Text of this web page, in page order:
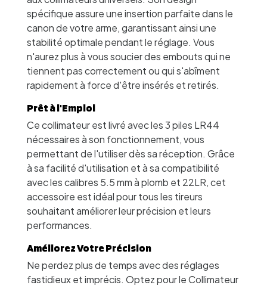
spécifique assure une insertion parfaite dans le
canon de votre arme, garantissant ainsi une
stabilité optimale pendant le réglage. Vous
n'aurez plus à vous soucier des embouts qui ne
tiennent pas correctement ou qui s'abîment
rapidement à force d'être insérés et retirés.
Prêt à l'Emploi
Ce collimateur est livré avec les 3 piles LR44
nécessaires à son fonctionnement, vous
permettant de l'utiliser dès sa réception. Grâce
à sa facilité d'utilisation et à sa compatibilité
avec les calibres 5.5 mm à plomb et 22LR, cet
accessoire est idéal pour tous les tireurs
souhaitant améliorer leur précision et leurs
performances.
Améliorez Votre Précision
Ne perdez plus de temps avec des réglages
fastidieux et imprécis. Optez pour le Collimateur